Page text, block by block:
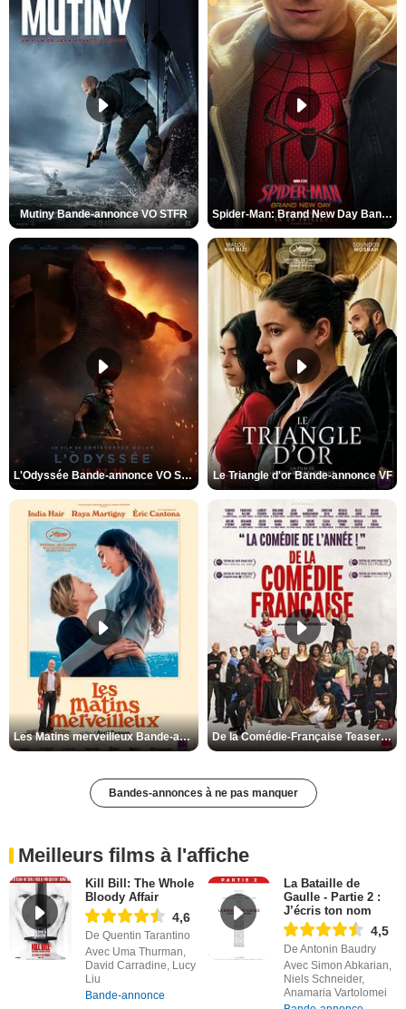
Mutiny Bande-annonce VO STFR Spider-Man: Brand New Day Bande-annonce VO STFR
L'Odyssée Bande-annonce VO STFR Le Triangle d'or Bande-annonce VF
Les Matins merveilleux Bande-annonce VF De la Comédie-Française Teaser VF
Bandes-annonces à ne pas manquer
Meilleurs films à l'affiche
Kill Bill: The Whole
Bloody Affair
4,6
De Quentin Tarantino
Avec Uma Thurman,
David Carradine, Lucy
Liu
Bande-annonce
La Bataille de
Gaulle - Partie 2 :
J’écris ton nom
4,5
De Antonin Baudry
Avec Simon Abkarian,
Niels Schneider,
Anamaria Vartolomei